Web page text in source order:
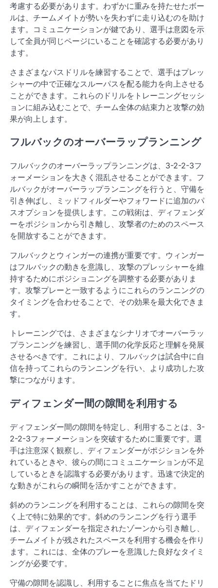
考慮する必要があります。わずかに重みを持たせたボー
ルは、チームメイトが勢いを失わずに走り込むのを助け
ます。コミュニケーションが鍵であり、選手は意図を示
して全員が同じページにいることを確認する必要があり
ます。
さまざまなパスドリルを練習することで、選手はプレッ
シャーの中で正確なスルーパスを配る能力を向上させる
ことができます。これらのドリルをトレーニングセッシ
ョンに組み込むことで、チーム全体の結束力と攻撃の効
果が向上します。
フルバックのオーバーラップランニング
フルバックのオーバーラップランニングは、3-2-2-3フ
ォーメーションを大きく混乱させることができます。フ
ルバックがオーバーラップランニングを行うと、守備を
引き伸ばし、ミッドフィルダーやフォワードに追加のパ
スオプションを提供します。この戦術は、ディフェンダ
ーをポジションから引き離し、攻撃者のためのスペース
を開放することができます。
フルバックとウィンガーの連携が重要です。ウィンガー
はフルバックの動きを意識し、攻撃のプレッシャーを維
持するためにポジショニングを調整する必要がありま
す。攻撃プレーと一致するようにこれらのランニングの
タイミングを合わせることで、その効果を最大化できま
す。
トレーニングでは、さまざまなシナリオでオーバーラッ
プランニングを練習し、選手間の化学反応と理解を発展
させるべきです。これにより、フルバックは試合中に自
信を持ってこれらのランニングを行い、より成功した攻
撃につながります。
ディフェンダー間の隙間を利用する
ディフェンダー間の隙間を特定し、利用することは、3-
2-2-3フォーメーションを突破するために重要です。選
手は注意深く観察し、ディフェンダーがポジションを外
れているときや、彼らの間にコミュニケーションが不足
しているときを認識する必要があります。迅速で決定的
な動きがこれらの瞬間を活かすことができます。
斜めのランニングを利用することは、これらの隙間を突
く上で特に効果的です。斜めのランニングを行う選手
は、ディフェンダーを指定されたゾーンから引き離し、
チームメイトが残されたスペースを利用する機会を作り
ます。これには、全体のプレーを意識した良好なタイミ
ングが必要です。
守備の隙間を認識し、利用することに焦点を当てたドリ